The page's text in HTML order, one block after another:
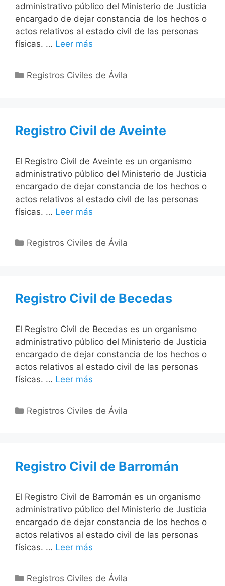
administrativo público del Ministerio de Justicia
encargado de dejar constancia de los hechos o
actos relativos al estado civil de las personas
físicas. … Leer más
Categorías
Registros Civiles de Ávila
Registro Civil de Aveinte
El Registro Civil de Aveinte es un organismo
administrativo público del Ministerio de Justicia
encargado de dejar constancia de los hechos o
actos relativos al estado civil de las personas
físicas. … Leer más
Categorías
Registros Civiles de Ávila
Registro Civil de Becedas
El Registro Civil de Becedas es un organismo
administrativo público del Ministerio de Justicia
encargado de dejar constancia de los hechos o
actos relativos al estado civil de las personas
físicas. … Leer más
Categorías
Registros Civiles de Ávila
Registro Civil de Barromán
El Registro Civil de Barromán es un organismo
administrativo público del Ministerio de Justicia
encargado de dejar constancia de los hechos o
actos relativos al estado civil de las personas
físicas. … Leer más
Categorías
Registros Civiles de Ávila